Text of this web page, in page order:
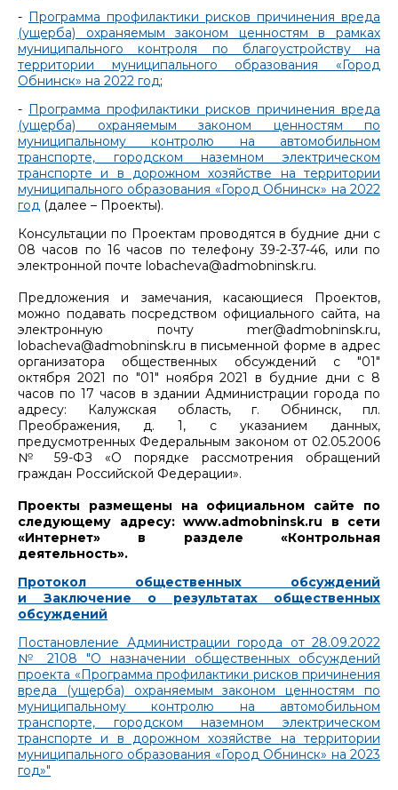
- Программа профилактики рисков причинения вреда
(ущерба) охраняемым законом ценностям в рамках
муниципального контроля по благоустройству на
территории муниципального образования «Город
Обнинск» на 2022 год;
- Программа профилактики рисков причинения вреда
(ущерба) охраняемым законом ценностям по
муниципальному контролю на автомобильном
транспорте, городском наземном электрическом
транспорте и в дорожном хозяйстве на территории
муниципального образования «Город Обнинск» на 2022
год (далее – Проекты).
Консультации по Проектам проводятся в будние дни с
08 часов по 16 часов по телефону 39-2-37-46, или по
электронной почте lobacheva@admobninsk.ru.
Предложения и замечания, касающиеся Проектов,
можно подавать посредством официального сайта, на
электронную почту mer@admobninsk.ru,
lobacheva@admobninsk.ru в письменной форме в адрес
организатора общественных обсуждений с "01"
октября 2021 по "01" ноября 2021 в будние дни с 8
часов по 17 часов в здании Администрации города по
адресу: Калужская область, г. Обнинск, пл.
Преображения, д. 1, с указанием данных,
предусмотренных Федеральным законом от 02.05.2006
№ 59-ФЗ «О порядке рассмотрения обращений
граждан Российской Федерации».
Проекты размещены на официальном сайте по
следующему адресу: www.admobninsk.ru в сети
«Интернет» в разделе «Контрольная
деятельность».
Протокол общественных обсуждений
и Заключение о результатах общественных
обсуждений
Постановление Администрации города от 28.09.2022
№ 2108 "О назначении общественных обсуждений
проекта «Программа профилактики рисков причинения
вреда (ущерба) охраняемым законом ценностям по
муниципальному контролю на автомобильном
транспорте, городском наземном электрическом
транспорте и в дорожном хозяйстве на территории
муниципального образования «Город Обнинск» на 2023
год»"